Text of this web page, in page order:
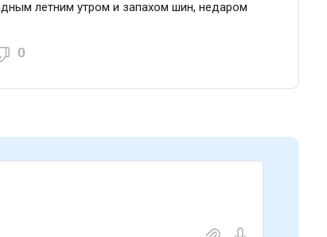
летним утром и запахом шин, недаром
0